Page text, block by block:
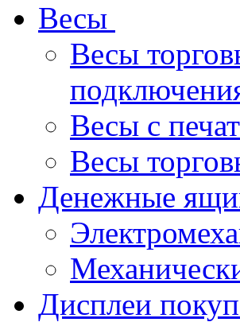
Весы
Весы
Весы с
Весы
Денежные
Дисплеи